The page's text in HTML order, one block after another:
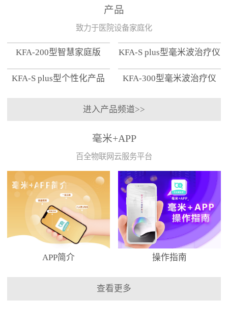
产品
致力于医院设备家庭化
KFA-200型智慧家庭版 KFA-S plus型毫米波治疗仪
KFA-S plus型个性化产品
KFA-300型毫米波治疗仪
进入产品频道>>
毫米+APP
百全物联网云服务平台
APP简介 操作指南
查看更多